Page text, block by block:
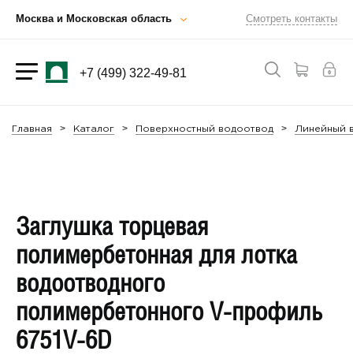
Москва и Московская область Смотреть контакты
+7 (499) 322-49-81
Главная Каталог Поверхностный водоотвод Линейный
Заглушка торцевая
полимербетонная для лотка
водоотводного
полимербетонного V-профиль
6751V-6D